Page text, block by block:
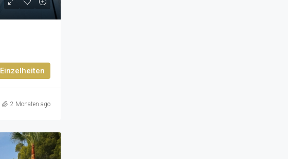
Einzelheiten
2 Monaten ago